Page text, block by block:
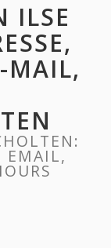
ILSE
MAIL,
EMAIL,